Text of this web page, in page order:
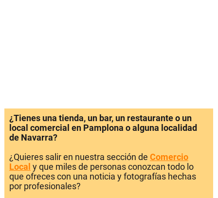
¿Tienes una tienda, un bar, un restaurante o un
local comercial en Pamplona o alguna localidad
de Navarra?
¿Quieres salir en nuestra sección de Comercio
Local y que miles de personas conozcan todo lo
que ofreces con una noticia y fotografías hechas
por profesionales?